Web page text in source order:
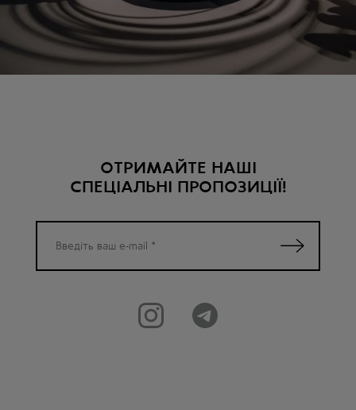
ОТРИМАЙТЕ НАШІ
СПЕЦІАЛЬНІ ПРОПОЗИЦІЇ!